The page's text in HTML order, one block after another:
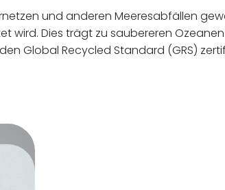
und anderen Meeresabfällen
Dies trägt zu saubereren
Global Recycled Standard (GRS)